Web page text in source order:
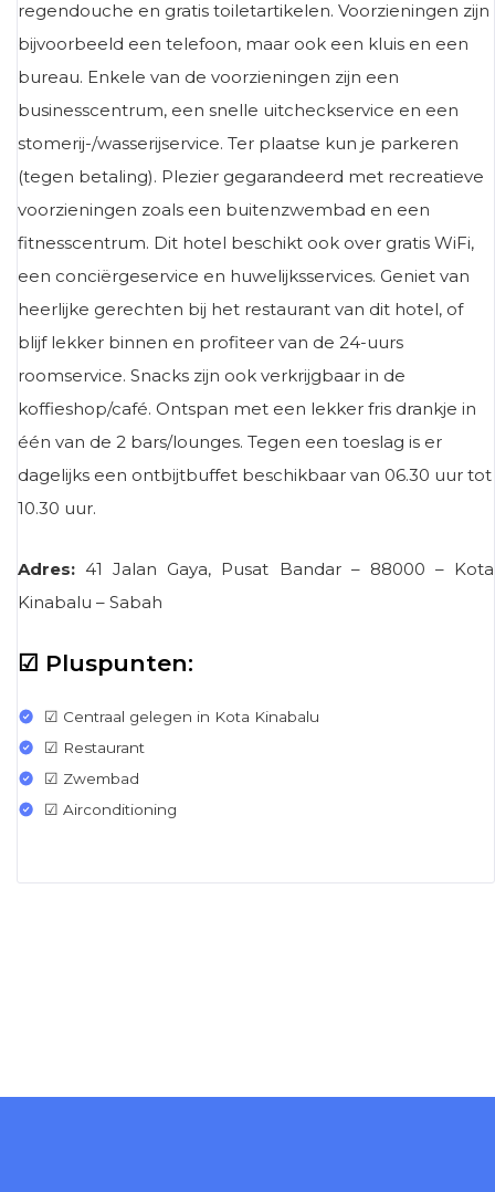
regendouche en gratis toiletartikelen. Voorzieningen zijn
bijvoorbeeld een telefoon, maar ook een kluis en een
bureau. Enkele van de voorzieningen zijn een
businesscentrum, een snelle uitcheckservice en een
stomerij-/wasserijservice. Ter plaatse kun je parkeren
(tegen betaling). Plezier gegarandeerd met recreatieve
voorzieningen zoals een buitenzwembad en een
fitnesscentrum. Dit hotel beschikt ook over gratis WiFi,
een conciërgeservice en huwelijksservices. Geniet van
heerlijke gerechten bij het restaurant van dit hotel, of
blijf lekker binnen en profiteer van de 24-uurs
roomservice. Snacks zijn ook verkrijgbaar in de
koffieshop/café. Ontspan met een lekker fris drankje in
één van de 2 bars/lounges. Tegen een toeslag is er
dagelijks een ontbijtbuffet beschikbaar van 06.30 uur tot
10.30 uur.
Adres: 41 Jalan Gaya, Pusat Bandar – 88000 – Kota
Kinabalu – Sabah
☑ Pluspunten:
☑ Centraal gelegen in Kota Kinabalu
☑ Restaurant
☑ Zwembad
☑ Airconditioning